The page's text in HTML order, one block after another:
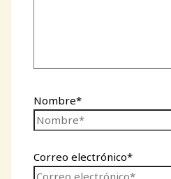
Nombre*
Correo electrónico*